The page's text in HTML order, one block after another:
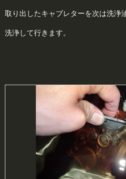
取り出したキャブレターを次は洗浄
洗浄して行きます。